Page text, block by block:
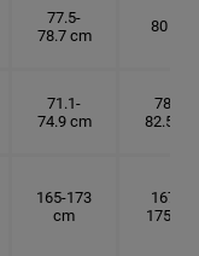
77.5-
78.7 cm
80 cm
71.1-
74.9 cm
78.7-
82.5 cm
165-173
cm
167.5-
175 cm